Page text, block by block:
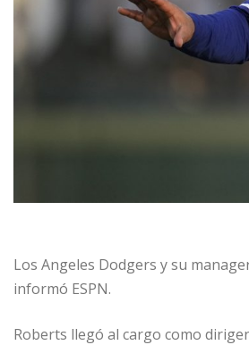
Los Angeles Dodgers y su
informó ESPN.
Roberts llegó al cargo como